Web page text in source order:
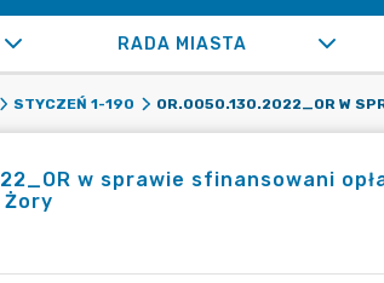
RADA MIASTA
STYCZEŃ 1-190
w sprawie sfinansowani
Żory